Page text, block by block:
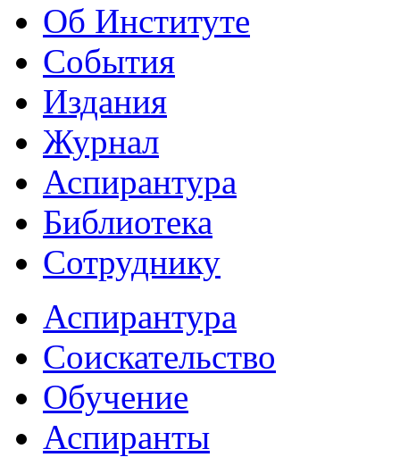
Об Институте
События
Издания
Журнал
Аспирантура
Библиотека
Сотруднику
Аспирантура
Соискательство
Обучение
Аспиранты